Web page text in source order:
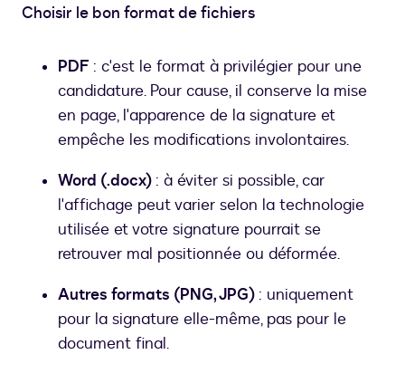
Choisir le bon format de fichiers
PDF : c'est le format à privilégier pour une
candidature. Pour cause, il conserve la mise
en page, l'apparence de la signature et
empêche les modifications involontaires.
Word (.docx) : à éviter si possible, car
l'affichage peut varier selon la technologie
utilisée et votre signature pourrait se
retrouver mal positionnée ou déformée.
Autres formats (PNG, JPG) : uniquement
pour la signature elle-même, pas pour le
document final.